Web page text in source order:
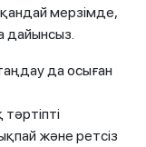
мерзімде,
дайынсыз.
да осыған
және ретсіз